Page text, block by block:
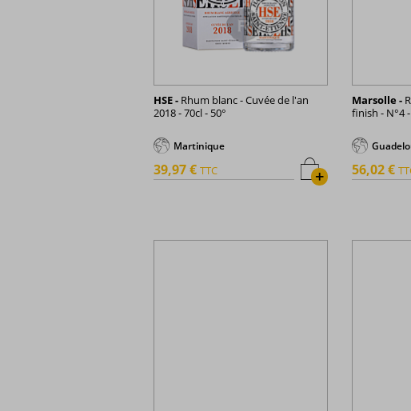
HSE - Rhum blanc - Cuvée de l'an
2018 - 70cl - 50°
Martinique
+
39,97 € TTC
Marsolle -
finish - N°4
56,02 €